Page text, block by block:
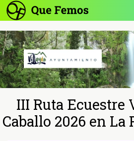
III Ruta Ecuestre
Caballo 2026 en La